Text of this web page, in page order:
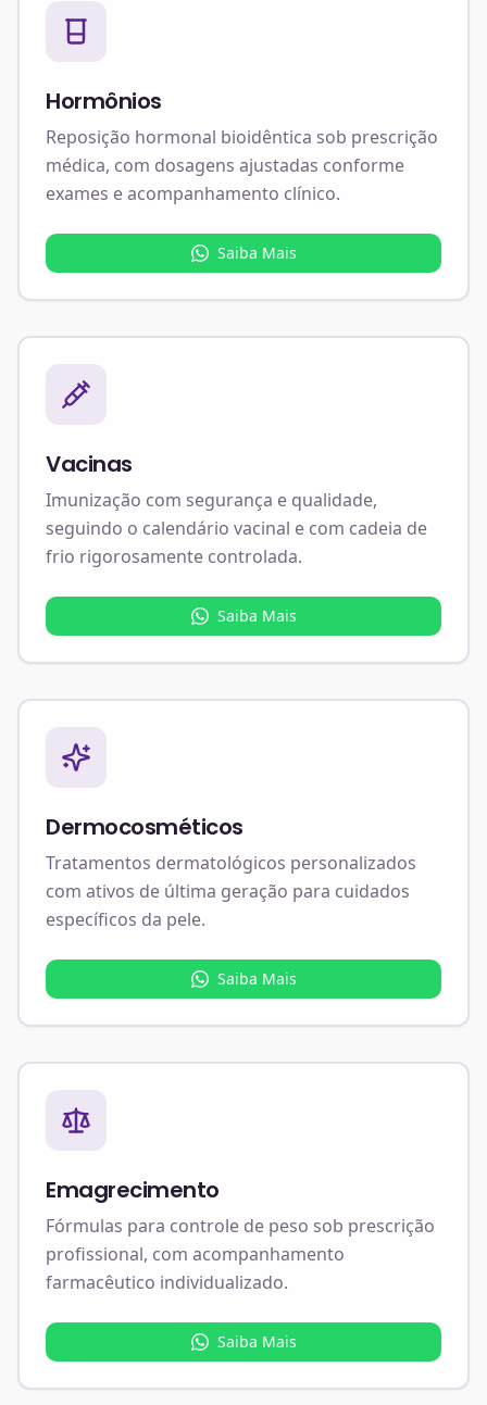
Hormônios
Reposição hormonal bioidêntica sob prescrição
médica, com dosagens ajustadas conforme
exames e acompanhamento clínico.
Saiba Mais
Vacinas
Imunização com segurança e qualidade,
seguindo o calendário vacinal e com cadeia de
frio rigorosamente controlada.
Saiba Mais
Dermocosméticos
Tratamentos dermatológicos personalizados
com ativos de última geração para cuidados
específicos da pele.
Saiba Mais
Emagrecimento
Fórmulas para controle de peso sob prescrição
profissional, com acompanhamento
farmacêutico individualizado.
Saiba Mais